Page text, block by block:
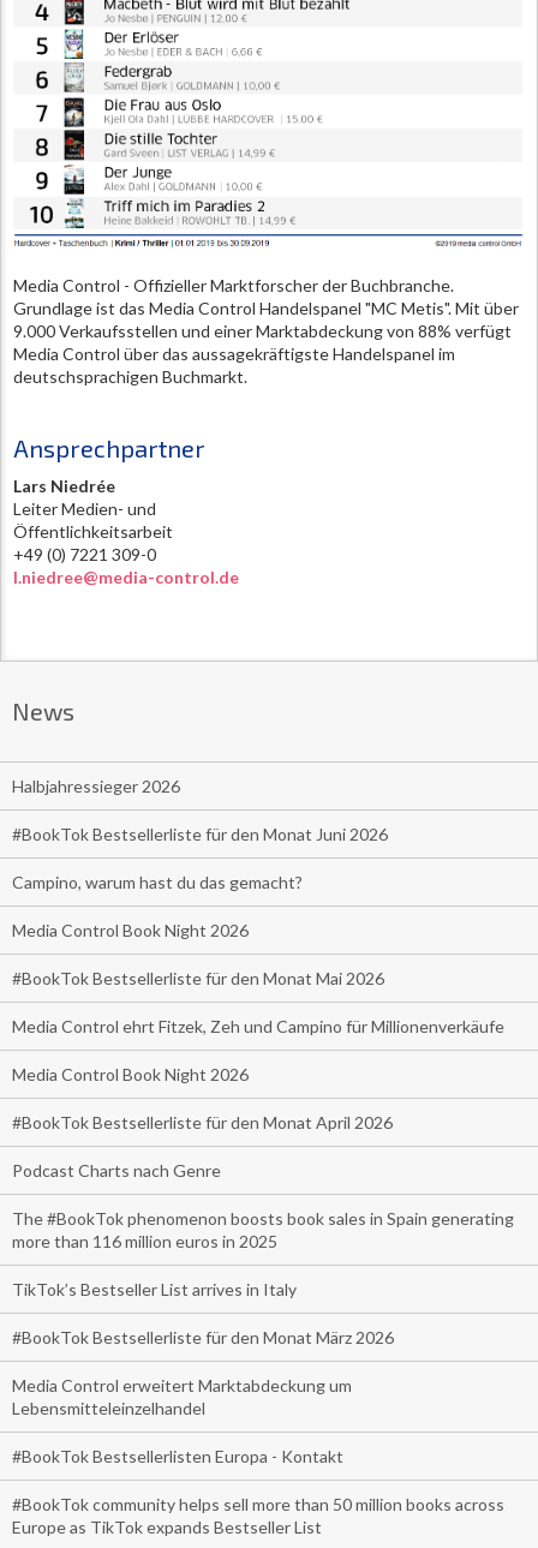
Media Control - Offizieller Marktforscher der Buchbranche.
Grundlage ist das Media Control Handelspanel "MC Metis". Mit über
9.000 Verkaufsstellen und einer Marktabdeckung von 88% verfügt
Media Control über das aussagekräftigste Handelspanel im
deutschsprachigen Buchmarkt.
Ansprechpartner
Lars Niedrée
Leiter Medien- und
Öffentlichkeitsarbeit
+49 (0) 7221 309-0
l.niedree@media-control.de
News
Halbjahressieger 2026
#BookTok Bestsellerliste für den Monat Juni 2026
Campino, warum hast du das gemacht?
Media Control Book Night 2026
#BookTok Bestsellerliste für den Monat Mai 2026
Media Control ehrt Fitzek, Zeh und Campino für Millionenverkäufe
Media Control Book Night 2026
#BookTok Bestsellerliste für den Monat April 2026
Podcast Charts nach Genre
The #BookTok phenomenon boosts book sales in Spain generating
more than 116 million euros in 2025
TikTok’s Bestseller List arrives in Italy
#BookTok Bestsellerliste für den Monat März 2026
Media Control erweitert Marktabdeckung um
Lebensmitteleinzelhandel
#BookTok Bestsellerlisten Europa - Kontakt
#BookTok community helps sell more than 50 million books across
Europe as TikTok expands Bestseller List